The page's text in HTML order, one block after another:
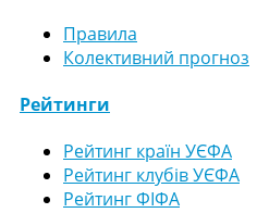
Правила
Колективний прогноз
Рейтинги
Рейтинг країн УЄФА
Рейтинг клубів УЄФА
Рейтинг ФІФА